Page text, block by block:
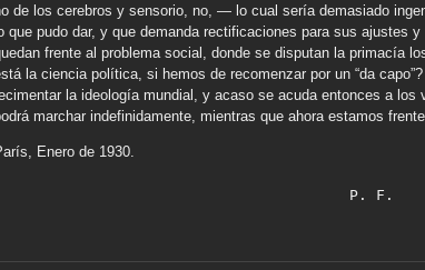
de los cerebros y sensorio, no, — lo cual sería demasiado
que pudo dar, y que demanda rectificaciones para sus ajustes
frente al problema social, donde se disputan la primacía
la ciencia política, si hemos de recomenzar por un “da
la ideología mundial, y acaso se acuda entonces a
marchar indefinidamente, mientras que ahora estamos
Enero de 1930.
P. F.